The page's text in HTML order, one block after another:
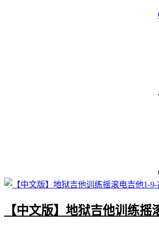
【中文版】地狱吉他训练摇